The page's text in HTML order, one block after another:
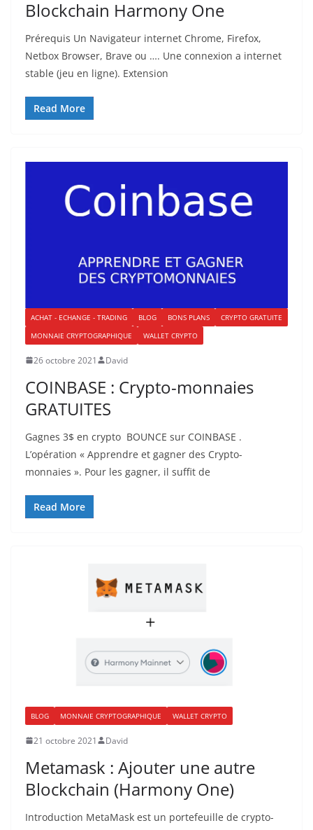
Blockchain Harmony One
Prérequis Un Navigateur internet Chrome, Firefox,
Netbox Browser, Brave ou …. Une connexion a internet
stable (jeu en ligne). Extension
Read More
ACHAT - ECHANGE - TRADING BLOG BONS PLANS
CRYPTO GRATUITE
MONNAIE CRYPTOGRAPHIQUE
WALLET CRYPTO
26 octobre 2021 David
COINBASE : Crypto-monnaies
GRATUITES
Gagnes 3$ en crypto BOUNCE sur COINBASE .
L’opération « Apprendre et gagner des Crypto-
monnaies ». Pour les gagner, il suffit de
Read More
BLOG MONNAIE CRYPTOGRAPHIQUE WALLET CRYPTO
21 octobre 2021 David
Metamask : Ajouter une autre
Blockchain (Harmony One)
Introduction MetaMask est un portefeuille de crypto-